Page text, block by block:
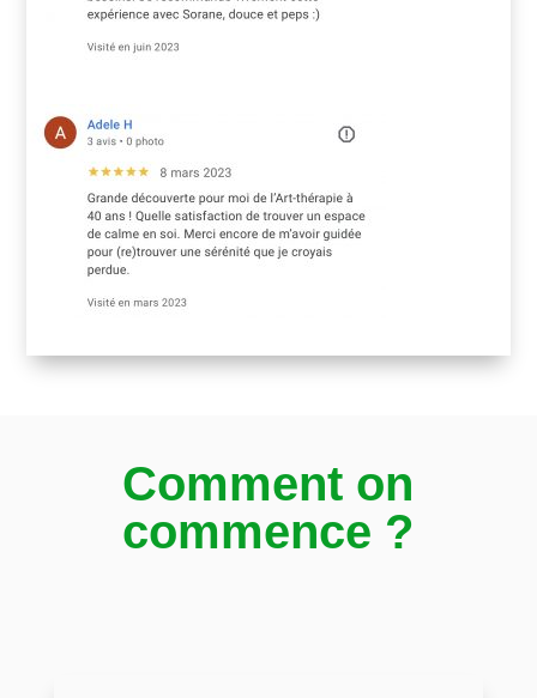
Comment on
commence ?